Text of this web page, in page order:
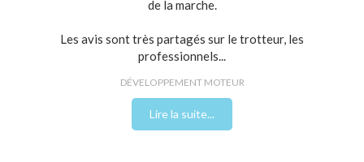
de la marche.
Les avis sont très partagés sur le trotteur, les
professionnels...
DÉVELOPPEMENT MOTEUR
Lire la suite...